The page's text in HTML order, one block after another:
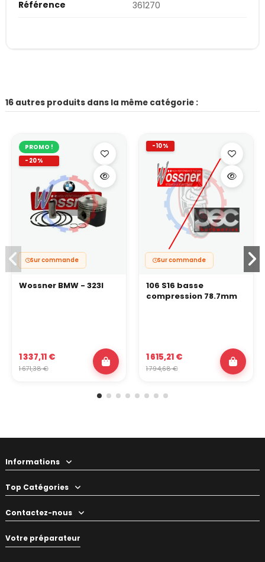
Référence 361270
16 autres produits dans la même catégorie :
PROMO !
-20%
Sur commande
Wossner BMW - 323I
1 337,11 €
1 671,38 €
-10%
Sur commande
106 S16 basse
compression 78.7mm
1 615,21 €
1 794,68 €
Informations
Top Catégories
Contactez-nous
Votre préparateur